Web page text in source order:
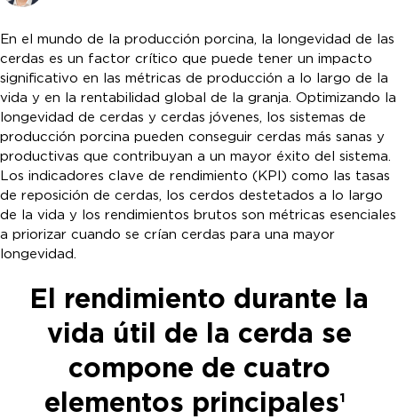
En el mundo de la producción porcina, la longevidad de las
cerdas es un factor crítico que puede tener un impacto
significativo en las métricas de producción a lo largo de la
vida y en la rentabilidad global de la granja. Optimizando la
longevidad de cerdas y cerdas jóvenes, los sistemas de
producción porcina pueden conseguir cerdas más sanas y
productivas que contribuyan a un mayor éxito del sistema.
Los indicadores clave de rendimiento (KPI) como las tasas
de reposición de cerdas, los cerdos destetados a lo largo
de la vida y los rendimientos brutos son métricas esenciales
a priorizar cuando se crían cerdas para una mayor
longevidad.
El rendimiento durante la
vida útil de la cerda se
compone de cuatro
elementos principales1